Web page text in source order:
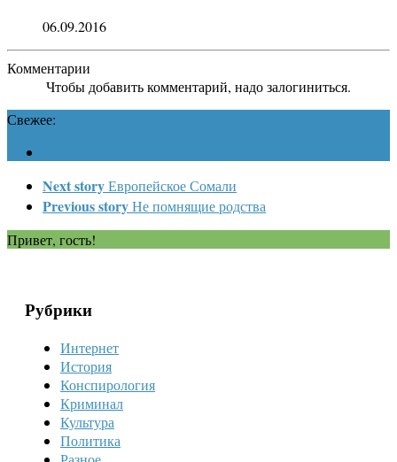
06.09.2016
Комментарии
Чтобы добавить комментарий, надо залогиниться.
Свежее:
Next storyЕвропейское Сомали
Previous storyНе помнящие родства
Привет, гость!
Рубрики
Интернет
История
Конспирология
Криминал
Культура
Политика